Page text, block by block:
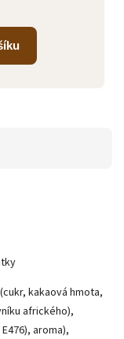
kakaová hmota,
afrického),
E476), aroma),